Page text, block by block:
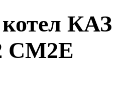
КАЗ
СМ2Е